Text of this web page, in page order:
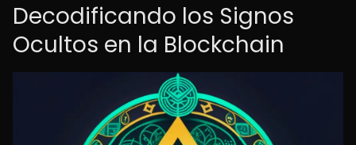
Decodificando los Signos
Ocultos en la Blockchain